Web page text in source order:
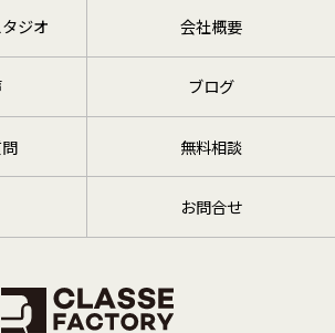
ジオ 会社概要
ブログ
無料相談
お問合せ